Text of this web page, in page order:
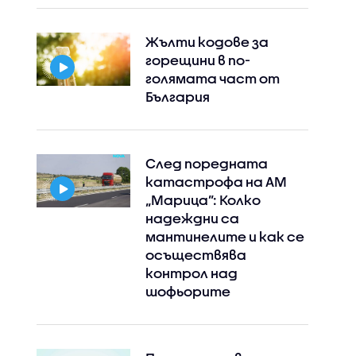
Жълти кодове за
горещини в по-
голямата част от
България
След поредната
катастрофа на АМ
„Марица”: Колко
надеждни са
мантинелите и как се
осъществява
контрол над
шофьорите